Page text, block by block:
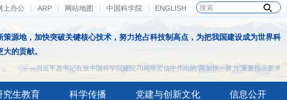
上办公 ARP 网站地图 中国科学院 ENGLISH
策源地，加快突破关键核心技术，努力抢占科技制高点，为把我国建设成为世界科
的贡献。
——习近平总书记在致中国科学院建院70周年贺信中作出的“两加快一努力”重要指示要求
究生教育 科学传播 党建与创新文化 信息公开